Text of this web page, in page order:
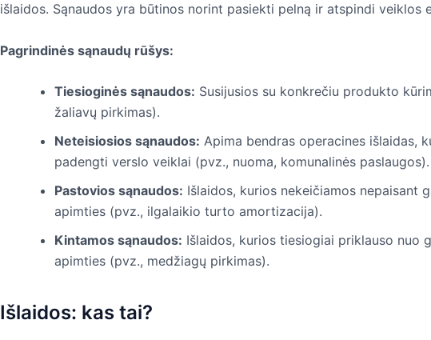
išlaidos. Sąnaudos yra būtinos norint pasiekti pelną ir atspindi veiklos
Pagrindinės sąnaudų rūšys:
Tiesioginės sąnaudos: Susijusios su konkrečiu produkto
žaliavų pirkimas).
Neteisiosios sąnaudos: Apima bendras operacines išlaidas,
padengti verslo veiklai (pvz., nuoma, komunalinės paslaugos).
Pastovios sąnaudos: Išlaidos, kurios nekeičiamos nepaisant
apimties (pvz., ilgalaikio turto amortizacija).
Kintamos sąnaudos: Išlaidos, kurios tiesiogiai priklauso nuo
apimties (pvz., medžiagų pirkimas).
Išlaidos: kas tai?